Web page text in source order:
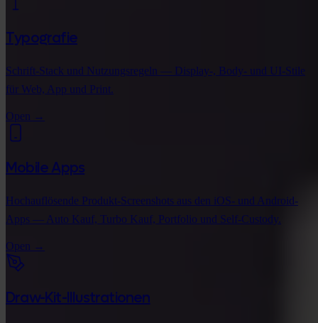
Typografie
Schrift-Stack und Nutzungsregeln — Display-, Body- und UI-Stile
für Web, App und Print.
Open →
Mobile Apps
Hochauflösende Produkt-Screenshots aus den iOS- und Android-
Apps — Auto Kauf, Turbo Kauf, Portfolio und Self-Custody.
Open →
Draw-Kit-Illustrationen